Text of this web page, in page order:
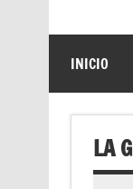
INICIO
LA